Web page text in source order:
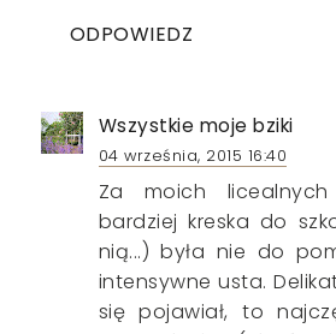
ODPOWIEDZ
Wszystkie moje bziki
04 września, 2015 16:40
Za moich
bardziej kreska do
nią...) była nie do
intensywne usta.
się pojawiał, to